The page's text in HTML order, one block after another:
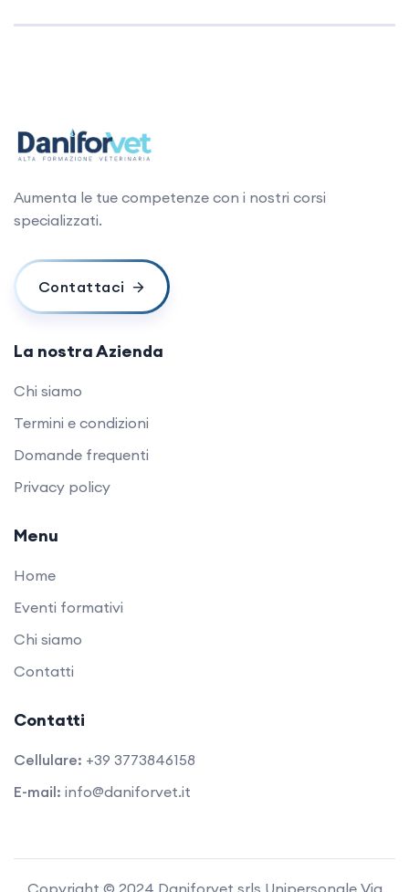
Aumenta le tue competenze con i nostri corsi
specializzati.
Contattaci
La nostra Azienda
Chi siamo
Termini e condizioni
Domande frequenti
Privacy policy
Menu
Home
Eventi formativi
Chi siamo
Contatti
Contatti
Cellulare: +39 3773846158
E-mail: info@daniforvet.it